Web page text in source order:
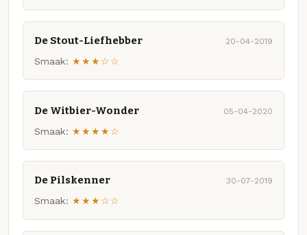
De Stout-Liefhebber 20-04-2019
Smaak: ★★★☆☆
De Witbier-Wonder 05-04-2020
Smaak: ★★★★☆
De Pilskenner 30-07-2019
Smaak: ★★★☆☆